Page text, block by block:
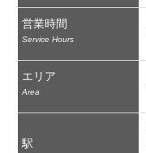
営業時間
Service Hours
エリア
Area
駅